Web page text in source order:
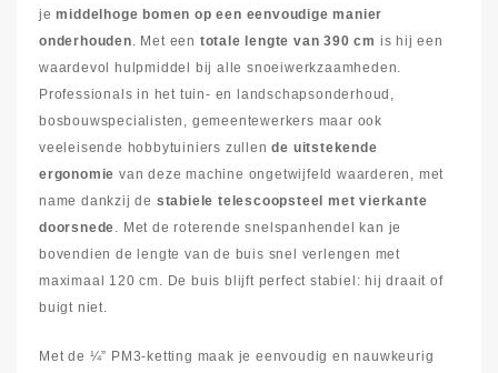
jemiddelhoge bomen op een eenvoudige manier
onderhouden . Met een totale lengte van 390 cm is hij een
waardevol hulpmiddel bij alle snoeiwerkzaamheden.
Professionals in het tuin- en landschapsonderhoud,
bosbouwspecialisten, gemeentewerkers maar ook
veeleisende hobbytuiniers zullende uitstekende
ergonomie van deze machine ongetwijfeld waarderen, met
name dankzij de stabiele telescoopsteel met vierkante
doorsnede . Met de roterende snelspanhendel kan je
bovendien de lengte van de buis snel verlengen met
maximaal 120 cm. De buis blijft perfect stabiel: hij draait of
buigt niet.
Met de ¼” PM3-ketting maak je eenvoudig en nauwkeurig